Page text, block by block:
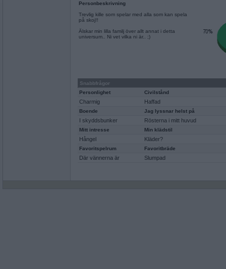
Personbeskrivning
Trevlig kille som spelar med alla som kan spela
på skoj!!
Älskar min lilla familj över allt annat i detta
universum.. Ni vet vilka ni är.. ;)
Snabbfrågor
Personlighet
Civilstånd
Charmig Haffad
Boende Jag lyssnar helst på
I skyddsbunker Rösterna i mitt huvud
Mitt intresse Min klädstil
Hångel Kläder?
Favoritspelrum Favoritbräde
Där vännerna är Slumpad